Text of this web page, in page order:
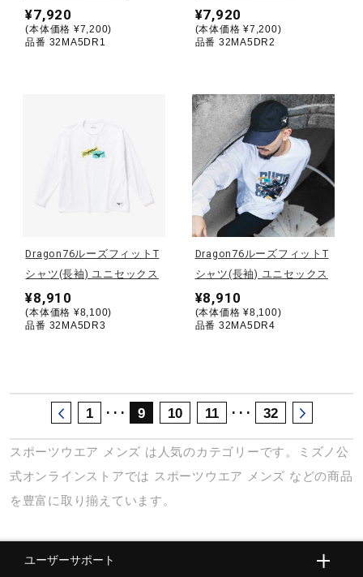
メディカル
セール
直営店一覧
¥7,920
(本体価格 ¥7,200)
品番 32MA5DR1
¥7,920
(本体価格 ¥7,200)
品番 32MA5DR2
Dragon76ルーズフィットT
シャツ(長袖) ユニセックス
¥8,910
(本体価格 ¥8,100)
品番 32MA5DR3
Dragon76ルーズフィットT
シャツ(長袖) ユニセックス
¥8,910
(本体価格 ¥8,100)
品番 32MA5DR4
1 ･･･ 9 10 11 ･･･ 32
スポーツウエア メンズ は人気のカテゴリーです。ミズノ公
式オンラインストアでは スポーツウエア メンズ などの商品
を豊富に取り揃えています。
ユーザーサポート